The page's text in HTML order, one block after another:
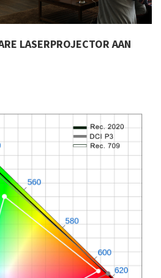
LASERPROJECTOR AAN